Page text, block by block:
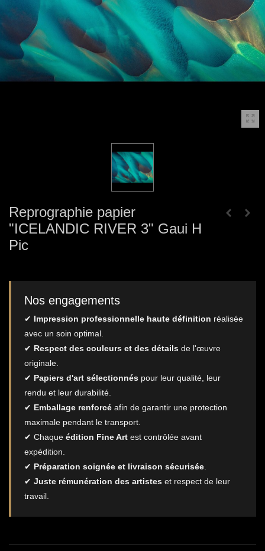
Reprographie papier
"ICELANDIC RIVER 3" Gaui H
Pic
Nos engagements
✔ Impression professionnelle haute définition réalisée
avec un soin optimal.
✔ Respect des couleurs et des détails de l'œuvre
originale.
✔ Papiers d'art sélectionnés pour leur qualité, leur
rendu et leur durabilité.
✔ Emballage renforcé afin de garantir une protection
maximale pendant le transport.
✔ Chaque édition Fine Art est contrôlée avant
expédition.
✔ Préparation soignée et livraison sécurisée
✔ Juste rémunération des artistes et respect de leur
travail.